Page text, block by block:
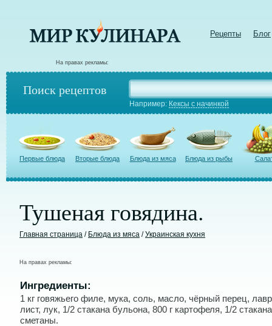
Рецепты Блог
На правах рекламы:
Поиск рецептов
Например: Кексы с начинкой
Первые блюда Вторые блюда Блюда из мяса Блюда из рыбы
Тушеная говядина.
Главная страница / Блюда из мяса /Украинская кухня
На правах рекламы:
Ингредиенты:
1 кг говяжьего филе, мука, соль, масло, чёрный перец,
лист, лук, 1/2 стакана бульона, 800 г картофеля, 1/2 стакана
сметаны.